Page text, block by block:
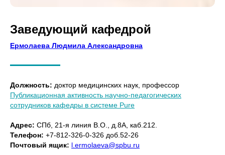
Заведующий кафедрой
Ермолаева Людмила Александровна
Должность: доктор медицинских наук, профессор
Публикационная активность научно-педагогических
сотрудников кафедры в системе Pure
Адрес: СПб, 21-я линия В.О., д.8А, каб.212.
Телефон: +7-812-326-0-326 доб.52-26
Почтовый ящик: l.ermolaeva@spbu.ru